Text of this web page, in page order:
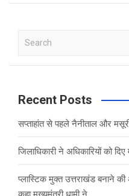
a
c
Recent Posts
सप्ताहांत से पहले नैनीताल और
जिलाधिकारी ने अधिकारियों को
प्लास्टिक मुक्त उत्तराखंड बनाने की